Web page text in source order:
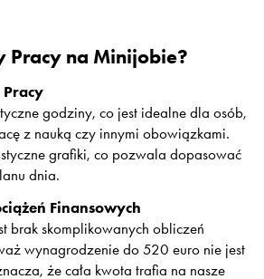
Pracy na Minijobie?
Pracy
godziny, co jest idealne dla osób,
z nauką czy innymi obowiązkami.
grafiki, co pozwala dopasować
dnia.
Finansowych
brak skomplikowanych obliczeń
wynagrodzenie do 520 euro nie jest
że cała kwota trafia na nasze